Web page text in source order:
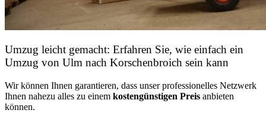
Umzug leicht gemacht: Erfahren Sie, wie einfach ein
Umzug von Ulm nach Korschenbroich sein kann
Wir können Ihnen garantieren, dass unser professionelles Netzwerk
Ihnen nahezu alles zu einem kostengünstigen Preis anbieten
können.